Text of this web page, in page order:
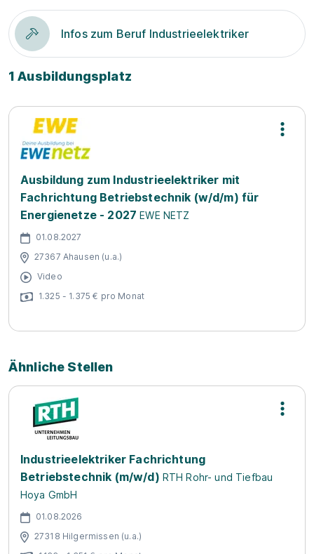
Infos zum Beruf Industrieelektriker
1 Ausbildungsplatz
Ausbildung zum Industrieelektriker mit
Fachrichtung Betriebstechnik (w/d/m) für
Energienetze - 2027 EWE NETZ
01.08.2027
27367 Ahausen (u.a.)
Video
1.325 - 1.375 € pro Monat
Ähnliche Stellen
Industrieelektriker Fachrichtung
Betriebstechnik (m/w/d) RTH Rohr- und Tiefbau
Hoya GmbH
01.08.2026
27318 Hilgermissen (u.a.)